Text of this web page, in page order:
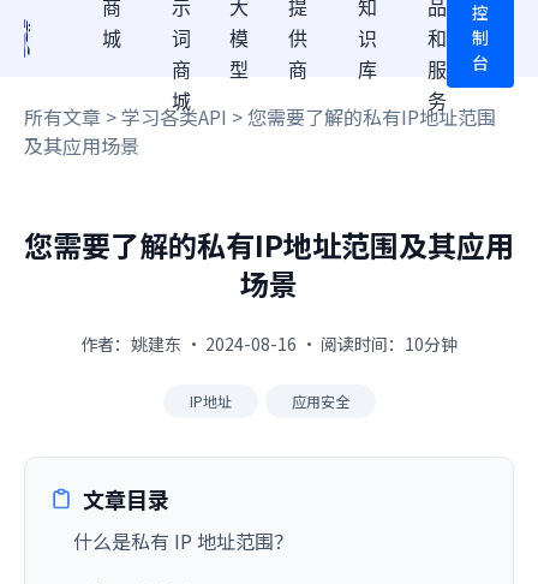
商
城
示
词
商
城
大
模
型
提
供
商
知
识
库
品
和
服
务
控
制
台
所有文章 >学习各类API > 您需要了解的私有IP地址范围
及其应用场景
您需要了解的私有IP地址范围及其应用
场景
作者：姚建东 · 2024-08-16 · 阅读时间：10分钟
IP地址 应用安全
文章目录
什么是私有 IP 地址范围？